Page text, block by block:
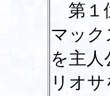
第１
マッ
を主
リオ